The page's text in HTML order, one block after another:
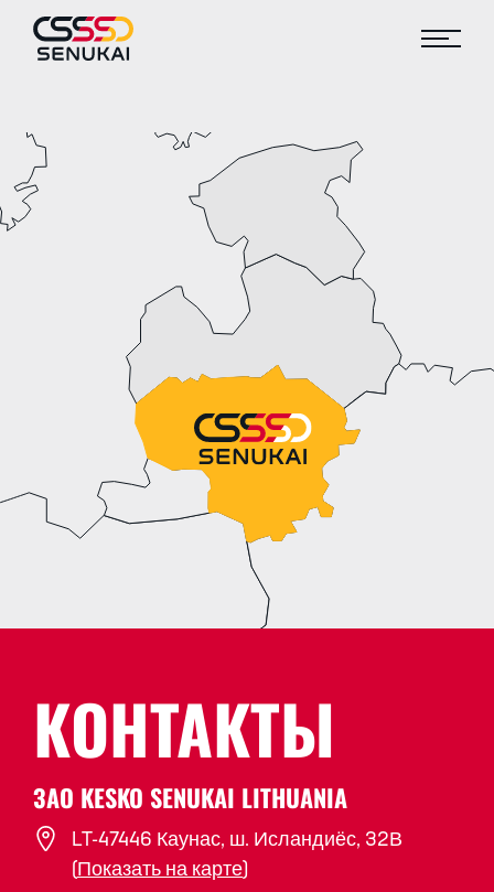
КОНТАКТЫ
ЗАО KESKO SENUKAI LITHUANIA
LT-47446 Каунас, ш. Исландиёс, 32В
(Показать на карте)